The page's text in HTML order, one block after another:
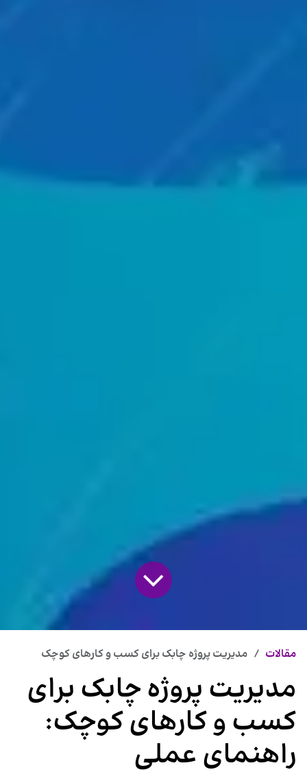
مقالات مدیریت پروژه چابک برای کسب و کارهای کوچک
مدیریت پروژه چابک برای
کسب و کارهای کوچک:
راهنمای عملی